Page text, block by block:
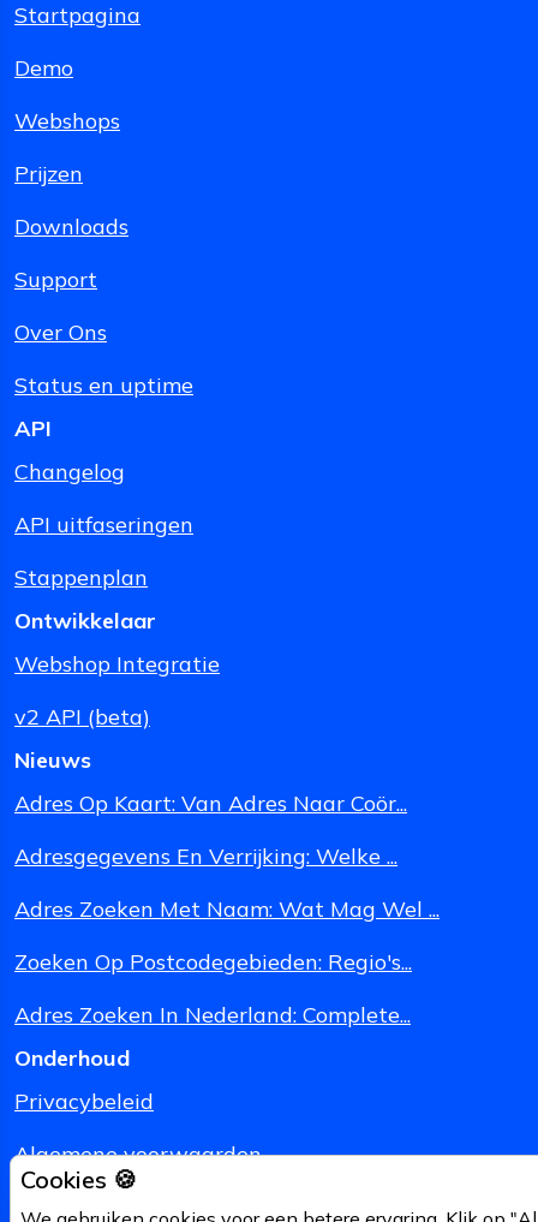
Cookies 🍪
Startpagina
Demo
Webshops
Prijzen
Downloads
Support
Over Ons
Status en uptime
API
Changelog
API uitfaseringen
Stappenplan
Ontwikkelaar
Webshop Integratie
v2 API (beta)
Nieuws
Adres Op Kaart: Van Adres Naar Coör...
Adresgegevens En Verrijking: Welke ...
Adres Zoeken Met Naam: Wat Mag Wel ...
Zoeken Op Postcodegebieden: Regio's...
Adres Zoeken In Nederland: Complete...
Onderhoud
Privacybeleid
Algemene voorwaarden
Juridische Informatie